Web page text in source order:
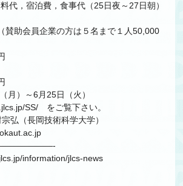
代，宿泊費，食事代（25日夜～27日朝）
賛助会員企業の方は５名まで１人50,000
月）～6月25日（火）
SS/ をご覧下さい。
弘（長岡技術科学大学）
information/jlcs-news